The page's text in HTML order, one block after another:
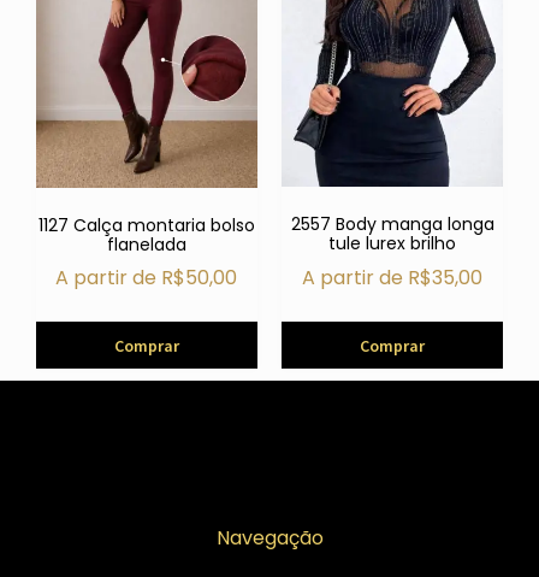
1127 Calça montaria bolso
flanelada
A partir de R$50,00
Comprar
2557 Body manga longa
tule lurex brilho
A partir de R$35,00
Comprar
Navegação